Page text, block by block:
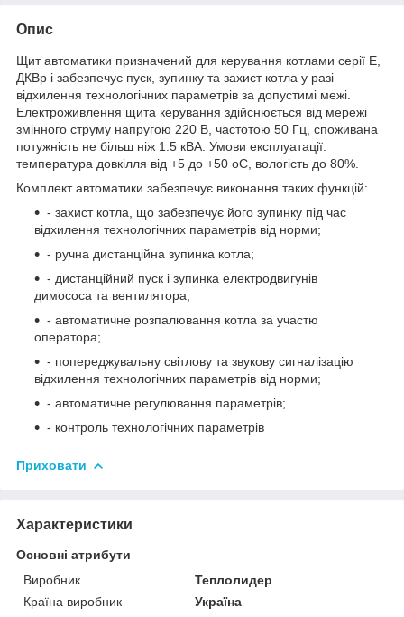
Опис
Щит автоматики призначений для керування котлами серії Е,
ДКВр і забезпечує пуск, зупинку та захист котла у разі
відхилення технологічних параметрів за допустимі межі.
Електроживлення щита керування здійснюється від мережі
змінного струму напругою 220 В, частотою 50 Гц, споживана
потужність не більш ніж 1.5 кВА. Умови експлуатації:
температура довкілля від +5 до +50 oС, вологість до 80%.
Комплект автоматики забезпечує виконання таких функцій:
- захист котла, що забезпечує його зупинку під час
відхилення технологічних параметрів від норми;
- ручна дистанційна зупинка котла;
- дистанційний пуск і зупинка електродвигунів
димососа та вентилятора;
- автоматичне розпалювання котла за участю
оператора;
- попереджувальну світлову та звукову сигналізацію
відхилення технологічних параметрів від норми;
- автоматичне регулювання параметрів;
- контроль технологічних параметрів
Приховати
Характеристики
Основні атрибути
Виробник
Теплолидер
Країна виробник
Україна